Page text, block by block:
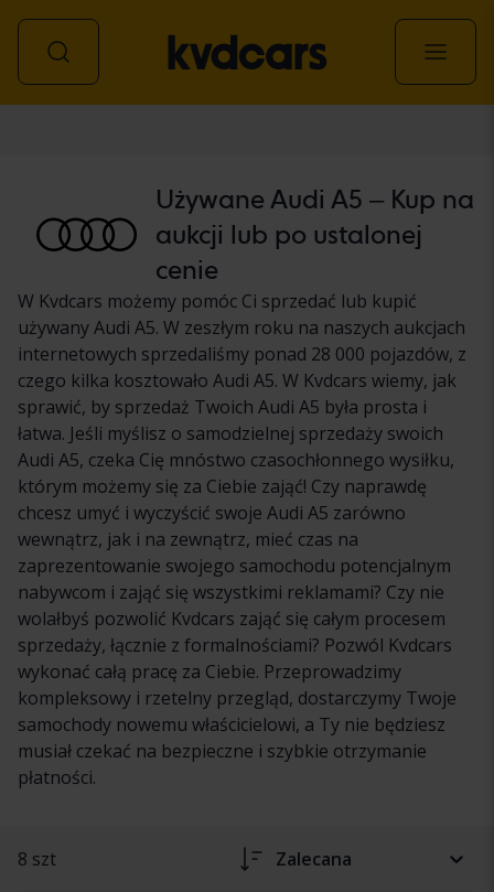
Używane Audi A5 – Kup na
aukcji lub po ustalonej
cenie
W Kvdcars możemy pomóc Ci sprzedać lub kupić
używany Audi A5. W zeszłym roku na naszych aukcjach
internetowych sprzedaliśmy ponad 28 000 pojazdów, z
czego kilka kosztowało Audi A5. W Kvdcars wiemy, jak
sprawić, by sprzedaż Twoich Audi A5 była prosta i
łatwa. Jeśli myślisz o samodzielnej sprzedaży swoich
Audi A5, czeka Cię mnóstwo czasochłonnego wysiłku,
którym możemy się za Ciebie zająć! Czy naprawdę
chcesz umyć i wyczyścić swoje Audi A5 zarówno
wewnątrz, jak i na zewnątrz, mieć czas na
zaprezentowanie swojego samochodu potencjalnym
nabywcom i zająć się wszystkimi reklamami? Czy nie
wolałbyś pozwolić Kvdcars zająć się całym procesem
sprzedaży, łącznie z formalnościami? Pozwól Kvdcars
wykonać całą pracę za Ciebie. Przeprowadzimy
kompleksowy i rzetelny przegląd, dostarczymy Twoje
samochody nowemu właścicielowi, a Ty nie będziesz
musiał czekać na bezpieczne i szybkie otrzymanie
płatności.
8 szt Zalecana